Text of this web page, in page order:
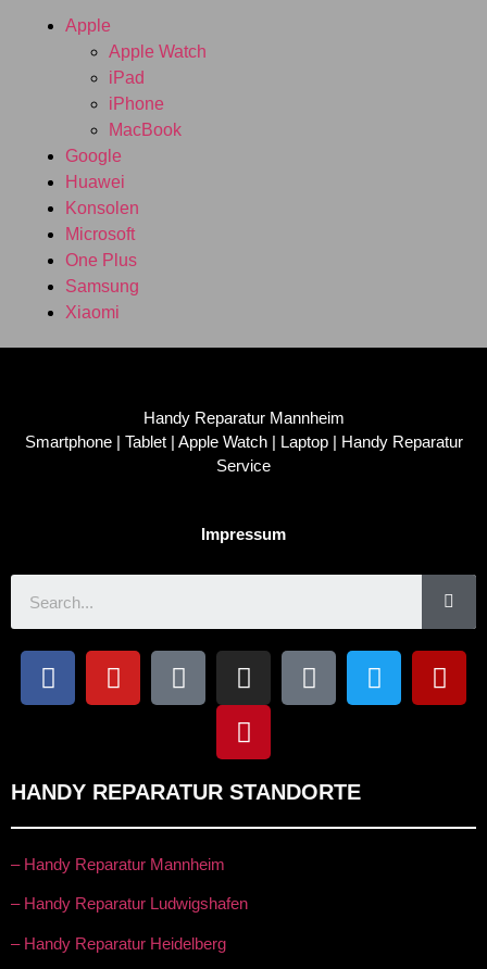
Apple
Apple Watch
iPad
iPhone
MacBook
Google
Huawei
Konsolen
Microsoft
One Plus
Samsung
Xiaomi
Handy Reparatur Mannheim
Smartphone | Tablet | Apple Watch | Laptop | Handy Reparatur
Service
Impressum
HANDY REPARATUR STANDORTE
– Handy Reparatur Mannheim
– Handy Reparatur Ludwigshafen
– Handy Reparatur Heidelberg